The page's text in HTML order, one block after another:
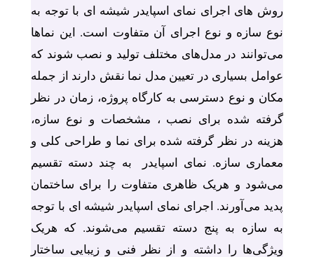
روش های اجرای نمای اسپایدر شیشه ای با توجه به
نوع سازه و نوع اجرای آن متفاوت است. این نماها
می‌توانند در مدل‌های مختلف تولید و نصب شوند که
عوامل بسیاری در تعیین مدل نما نقش دارند از جمله
مکان و نوع دسترسی به کارگاه پروژه، زمان در نظر
گرفته شده برای نصب ، مشخصات و نوع سازه‌،
هزینه در نظر گرفته شده برای نما و طراحی کلی و
معماری سازه. نمای اسپایدر به چند دسته تقسیم
می‌شود و هریک ظاهری متفاوت را برای ساختمان
پدید می‌آورند. اجرای نمای اسپایدر شیشه ای با توجه
به سازه به پنج دسته تقسیم می‌شوند. که هریک
ویژگی‌ها را داشته و از نظر فنی و زیبایی ساختار